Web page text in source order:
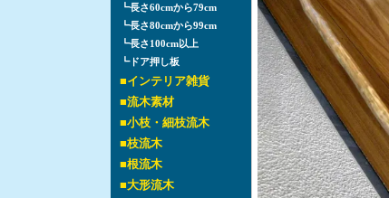
┗長さ60cmから79cm
┗長さ80cmから99cm
┗長さ100cm以上
┗ドア押し板
■インテリア雑貨
■流木素材
■小枝・細枝流木
■枝流木
■根流木
■大形流木